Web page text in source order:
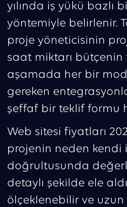
yılında iş yükü bazlı
yöntemiyle belirlenir.
proje yöneticisinin
saat miktarı bütçenin
aşamada her bir
gereken
şeffaf bir teklif formu
Web sitesi fiyatları
projenin neden kendi
doğrultusunda
detaylı şekilde ele
ölçeklenebilir ve